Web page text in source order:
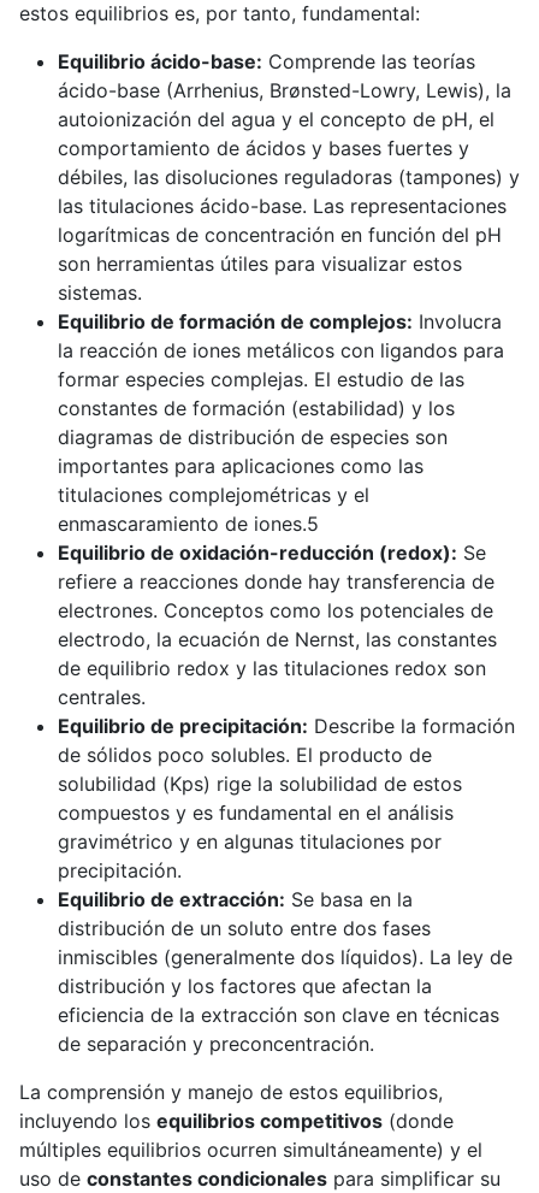
estos equilibrios es, por tanto, fundamental:
Equilibrio ácido-base: Comprende las teorías
ácido-base (Arrhenius, Brønsted-Lowry, Lewis), la
autoionización del agua y el concepto de pH, el
comportamiento de ácidos y bases fuertes y
débiles, las disoluciones reguladoras (tampones) y
las titulaciones ácido-base. Las representaciones
logarítmicas de concentración en función del pH
son herramientas útiles para visualizar estos
sistemas.
Equilibrio de formación de complejos: Involucra
la reacción de iones metálicos con ligandos para
formar especies complejas. El estudio de las
constantes de formación (estabilidad) y los
diagramas de distribución de especies son
importantes para aplicaciones como las
titulaciones complejométricas y el
enmascaramiento de iones.5
Equilibrio de oxidación-reducción (redox): Se
refiere a reacciones donde hay transferencia de
electrones. Conceptos como los potenciales de
electrodo, la ecuación de Nernst, las constantes
de equilibrio redox y las titulaciones redox son
centrales.
Equilibrio de precipitación: Describe la formación
de sólidos poco solubles. El producto de
solubilidad (Kps​) rige la solubilidad de estos
compuestos y es fundamental en el análisis
gravimétrico y en algunas titulaciones por
precipitación.
Equilibrio de extracción: Se basa en la
distribución de un soluto entre dos fases
inmiscibles (generalmente dos líquidos). La ley de
distribución y los factores que afectan la
eficiencia de la extracción son clave en técnicas
de separación y preconcentración.
La comprensión y manejo de estos equilibrios,
incluyendo los equilibrios competitivos (donde
múltiples equilibrios ocurren simultáneamente) y el
uso de constantes condicionales para simplificar su